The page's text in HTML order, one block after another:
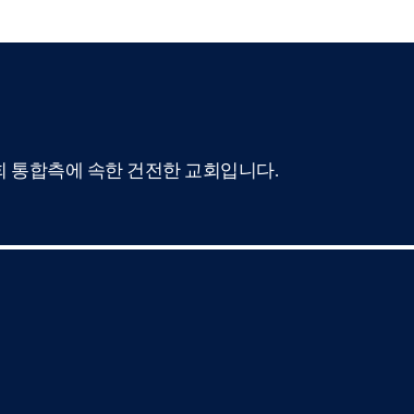
통합측에 속한 건전한 교회입니다.